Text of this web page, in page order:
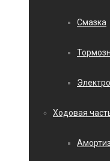
Смазка
Ходовая